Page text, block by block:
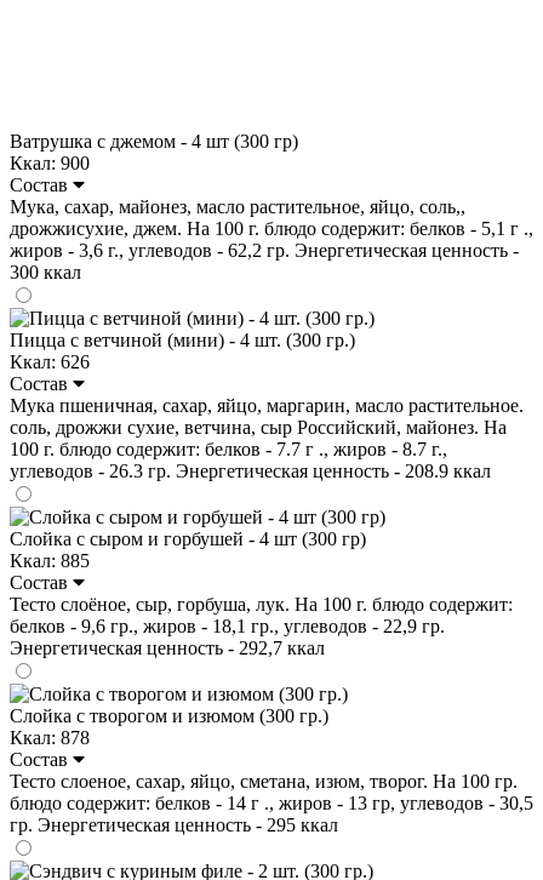
Ватрушка с джемом - 4 шт (300 гр)
Ккал: 900
Состав
Мука, сахар, майонез, масло растительное, яйцо, соль,,
дрожжисухие, джем. На 100 г. блюдо содержит: белков - 5,1 г .,
жиров - 3,6 г., углеводов - 62,2 гр. Энергетическая ценность -
300 ккал
Пицца с ветчиной (мини) - 4 шт. (300 гр.)
Ккал: 626
Состав
Мука пшеничная, сахар, яйцо, маргарин, масло растительное.
соль, дрожжи сухие, ветчина, сыр Российский, майонез. На
100 г. блюдо содержит: белков - 7.7 г ., жиров - 8.7 г.,
углеводов - 26.3 гр. Энергетическая ценность - 208.9 ккал
Слойка с сыром и горбушей - 4 шт (300 гр)
Ккал: 885
Состав
Тесто слоёное, сыр, горбуша, лук. На 100 г. блюдо содержит:
белков - 9,6 гр., жиров - 18,1 гр., углеводов - 22,9 гр.
Энергетическая ценность - 292,7 ккал
Слойка с творогом и изюмом (300 гр.)
Ккал: 878
Состав
Тесто слоеное, сахар, яйцо, сметана, изюм, творог. На 100 гр.
блюдо содержит: белков - 14 г ., жиров - 13 гр, углеводов - 30,5
гр. Энергетическая ценность - 295 ккал